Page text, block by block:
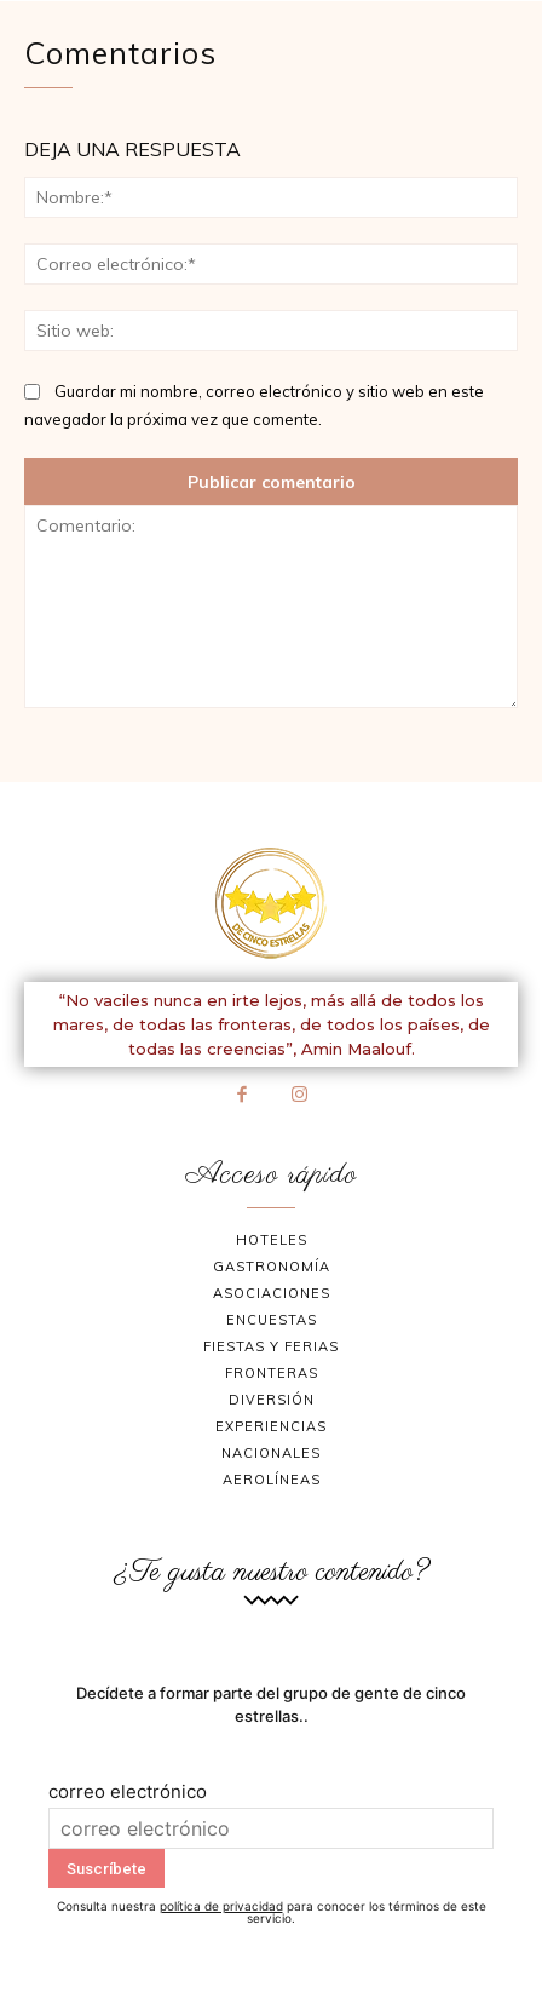
Comentarios
DEJA UNA RESPUESTA
Guardar mi nombre, correo electrónico y sitio web en este
navegador la próxima vez que comente.
“No vaciles nunca en irte lejos, más allá de todos los
mares, de todas las fronteras, de todos los países, de
todas las creencias”, Amin Maalouf.
Acceso rápido
HOTELES
GASTRONOMÍA
ASOCIACIONES
ENCUESTAS
FIESTAS Y FERIAS
FRONTERAS
DIVERSIÓN
EXPERIENCIAS
NACIONALES
AEROLÍNEAS
¿Te gusta nuestro contenido?
Decídete a formar parte del grupo de gente de cinco
estrellas..
correo electrónico
Consulta nuestra política de privacidadpara conocer los términos de este
servicio.